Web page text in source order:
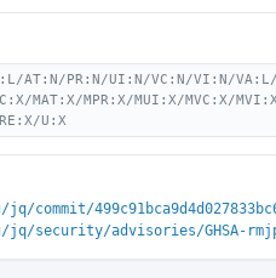
AT:N/PR:N/UI:N/VC:N/VI:N/
MAT:X/MPR:X/MUI:X/MVC:X/
U:X
security/advisories/GHSA-